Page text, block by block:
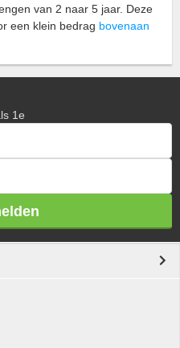
van 2 naar 5 jaar. Deze
een klein bedrag bovenaan
1e